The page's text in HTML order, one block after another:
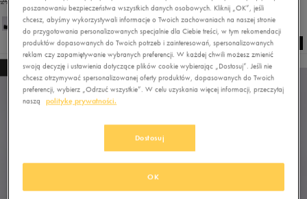
NEW NEW
poszanowaniu bezpieczeństwa wszystkich danych osobowych. Kliknij „OK”, jeśli
chcesz, abyśmy wykorzystywali informacje o Twoich zachowaniach na naszej stronie
do przygotowania personalizowanych specjalnie dla Ciebie treści, w tym rekomendacji
produktów dopasowanych do Twoich potrzeb i zainteresowań, spersonalizowanych
reklam czy zapamiętywanie wybranych preferencji. W każdej chwili możesz zmienić
swoją decyzję i ustawienia dotyczące plików cookie wybierając „Dostosuj”. Jeśli nie
chcesz otrzymywać spersonalizowanej oferty produktów, dopasowanych do Twoich
preferencji, wybierz „Odrzuć wszystkie”. W celu uzyskania więcej informacji, przeczytaj
naszą
politykę prywatności.
Dostosuj
OK